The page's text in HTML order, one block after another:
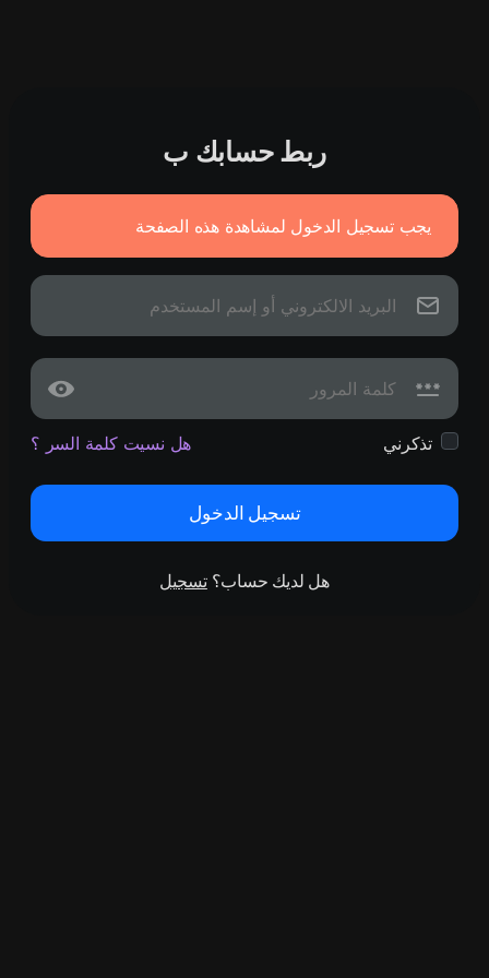
ربط حسابك ب
يجب تسجيل الدخول لمشاهدة هذه الصفحة
تذكرني هل نسيت كلمة السر ؟
تسجيل الدخول
هل لديك حساب؟تسجيل